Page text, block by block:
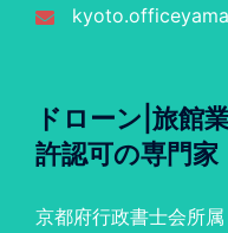
ドローン|旅館
許認可の専門家
京都府行政書士会所属